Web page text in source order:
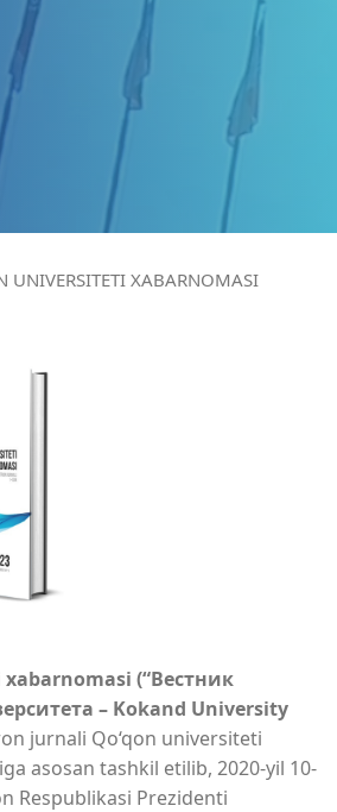
UNIVERSITETI XABARNOMASI
(“Вестник
– Kokand University
jurnali Qo‘qon universiteti
asosan tashkil etilib, 2020-yil 10-
Respublikasi Prezidenti